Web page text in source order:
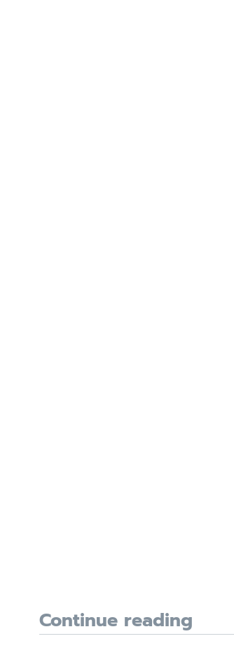
Continue reading